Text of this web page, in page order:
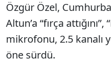
Özgür Özel,
Altun’a “fırça
mikrofonu, 2.5 kanalı
öne sürdü.